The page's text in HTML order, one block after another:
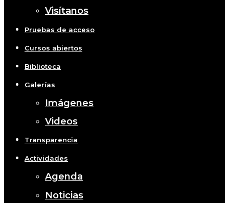
Visítanos
Pruebas de acceso
Cursos abiertos
Biblioteca
Galerías
Imágenes
Videos
Transparencia
Actividades
Agenda
Noticias